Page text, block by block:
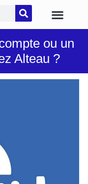
ou un
Alteau ?